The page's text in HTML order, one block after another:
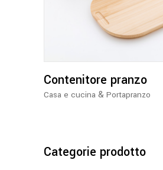
ha
più
varianti.
opzioni
possono
essere
del
Contenitore pranzo
Casa e cucina & Portapranzo
Categorie prodotto